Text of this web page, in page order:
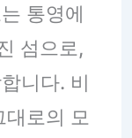
통영에
섬으로,
니다. 비
로의 모